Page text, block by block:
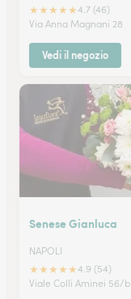
★★★★★4.7 (46)
Via Anna Magnani 28
Vedi il negozio
Senese Gianluca
NAPOLI
★★★★★4.9 (54)
Viale Colli Aminei 56/b